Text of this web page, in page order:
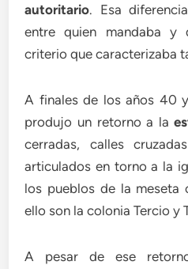
autoritario. Esa
entre quien mandaba y
criterio que caracterizaba
A finales de los años 40
produjo un retorno a la
cerradas, calles
articulados en torno a la
los pueblos de la meseta
ello son la colonia Tercio y
A pesar de ese